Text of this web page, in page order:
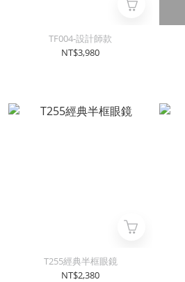
TF004-設計師款
NT$3,980
T255經典半框眼鏡
NT$2,380